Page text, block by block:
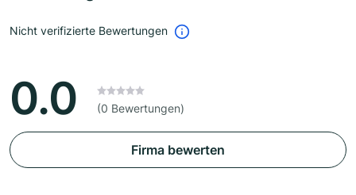
Nicht verifizierte Bewertungen
0.0 (0 Bewertungen)
Firma bewerten